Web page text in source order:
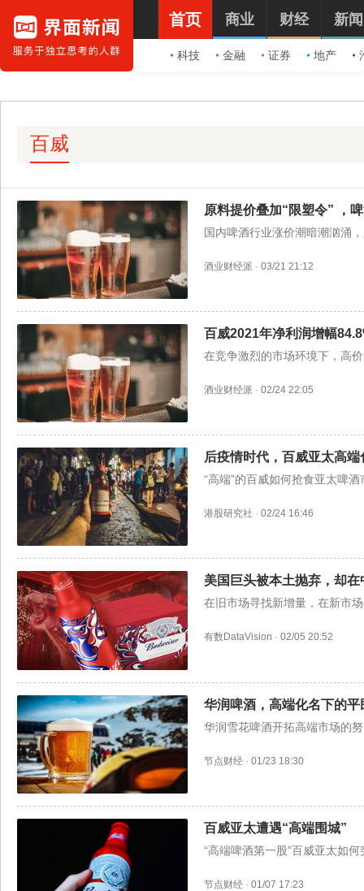
首页
科技 金融 证券 地产
商业 财经 新闻
百威
原料提价叠加“限塑令” ，
国内啤酒行业涨价潮暗潮汹涌
酒业财经派 · 03/21 21:12
百威2021年净利润增幅
在竞争激烈的市场环境下，高
酒业财经派 · 02/24 22:05
后疫情时代，百威亚太高
“高端”的百威如何抢食亚太啤酒
港股研究社 · 02/24 16:46
美国巨头被本土抛弃，却
在旧市场寻找新增量，在新市
有数DataVision · 02/05 20:52
华润啤酒，高端化名下的平
华润雪花啤酒开拓高端市场的
节点财经 · 01/23 18:30
百威亚太遭遇“高端围城”
“高端啤酒第一股”百威亚太如何
节点财经 · 01/07 17:23